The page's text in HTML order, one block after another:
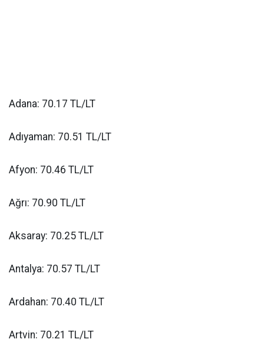
Adana: 70.17 TL/LT
Adıyaman: 70.51 TL/LT
Afyon: 70.46 TL/LT
Ağrı: 70.90 TL/LT
Aksaray: 70.25 TL/LT
Antalya: 70.57 TL/LT
Ardahan: 70.40 TL/LT
Artvin: 70.21 TL/LT